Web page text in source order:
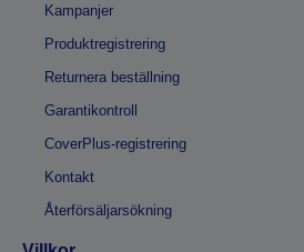
Kampanjer
Produktregistrering
Returnera beställning
Garantikontroll
CoverPlus-registrering
Kontakt
Återförsäljarsökning